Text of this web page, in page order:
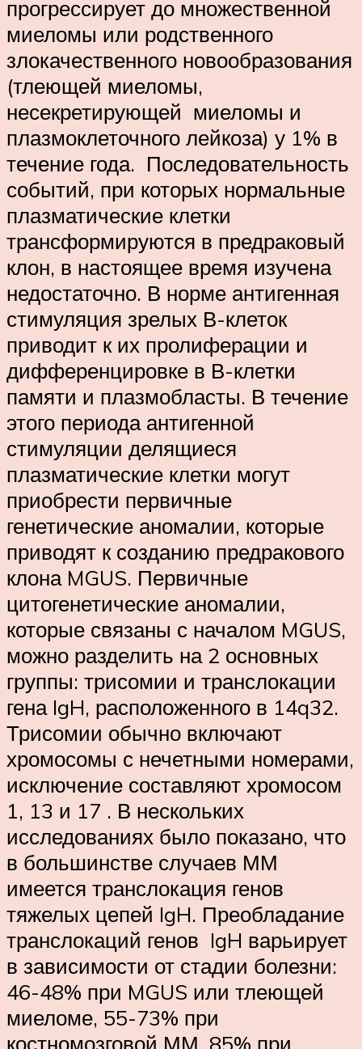
прогрессирует до множественной
миеломы или родственного
злокачественного новообразования
(тлеющей миеломы,
несекретирующей миеломы и
плазмоклеточного лейкоза) у 1% в
течение года. Последовательность
событий, при которых нормальные
плазматические клетки
трансформируются в предраковый
клон, в настоящее время изучена
недостаточно. В норме антигенная
стимуляция зрелых В-клеток
приводит к их пролиферации и
дифференцировке в В-клетки
памяти и плазмобласты. В течение
этого периода антигенной
стимуляции делящиеся
плазматические клетки могут
приобрести первичные
генетические аномалии, которые
приводят к созданию предракового
клона MGUS. Первичные
цитогенетические аномалии,
которые связаны с началом MGUS,
можно разделить на 2 основных
группы: трисомии и транслокации
гена IgH, расположенного в 14q32.
Трисомии обычно включают
хромосомы с нечетными номерами,
исключение составляют хромосом
1, 13 и 17 . В нескольких
исследованиях было показано, что
в большинстве случаев ММ
имеется транслокация генов
тяжелых цепей IgH. Преобладание
транслокаций генов IgH варьирует
в зависимости от стадии болезни:
46-48% при MGUS или тлеющей
миеломе, 55-73% при
костномозговой ММ, 85% при